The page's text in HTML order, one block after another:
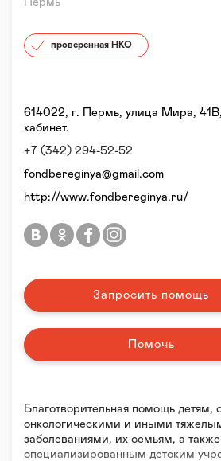
проверенная НКО
Благотворительная помощь
онкологическими и иными
заболеваниями, их семьям, а также
специализированным детским
614022, г. Пермь, улица Мира, 41В,
кабинет.
+7 (342) 294-52-52
fondbereginya@gmail.com
http://www.fondbereginya.ru/
Запросить помощь
Помочь